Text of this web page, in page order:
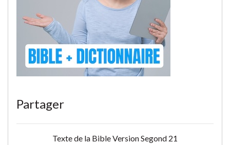
Partager
Texte de la Bible Version Segond 21